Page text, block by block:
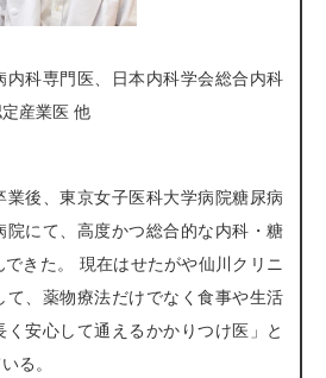
内科専門医、日本内科学会総合内科
産業医 他
業後、東京女子医科大学病院糖尿病
院にて、高度かつ総合的な内科・糖
きた。 現在はせたがや仙川クリニ
て、薬物療法だけでなく食事や生活
安心して通えるかかりつけ医」と
る。